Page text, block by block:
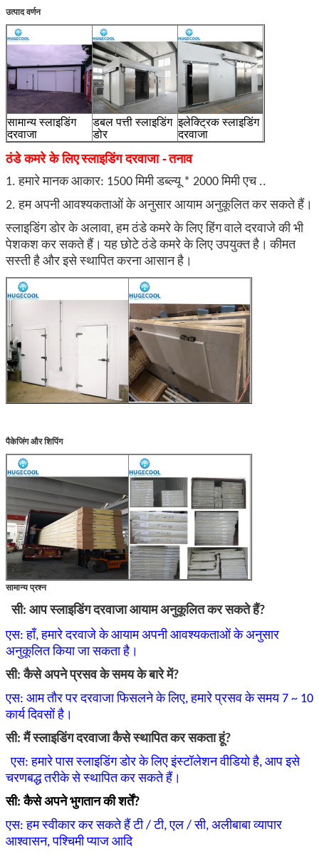
उत्पाद वर्णन
सामान्य स्लाइडिंग
दरवाजा
डबल पत्ती स्लाइडिंग
डोर
इलेक्ट्रिक स्लाइडिंग
दरवाजा
ठंडे कमरे के लिएस्लाइडिंग दरवाजा -तनाव
1. हमारे मानक आकार: 1500 मिमी डब्ल्यू * 2000 मिमी एच ..
2. हम अपनी आवश्यकताओं के अनुसार आयाम अनुकूलित कर सकते हैं।
स्लाइडिंग डोर के अलावा, हम ठंडे कमरे के लिए हिंग वाले दरवाजे की भी
पेशकश कर सकते हैं। यह छोटे ठंडे कमरे के लिए उपयुक्त है। कीमत
सस्ती है और इसे स्थापित करना आसान है।
पैकेजिंग और शिपिंग
सामान्य प्रश्न
सी: आप स्लाइडिंग दरवाजा आयाम अनुकूलित कर सकते हैं?
एस: हाँ, हमारे दरवाजे के आयाम अपनी आवश्यकताओं के अनुसार
अनुकूलित किया जा सकता है।
सी: कैसे अपने प्रसव के समय के बारे में?
एस: आम तौर पर दरवाजा फिसलने के लिए, हमारे प्रसव के समय 7 ~ 10
कार्य दिवसों है।
सी: मैं स्लाइडिंग दरवाजा कैसे स्थापित कर सकता हूं?
एस: हमारे पास स्लाइडिंग डोर के लिए इंस्टॉलेशन वीडियो है, आप इसे
चरणबद्ध तरीके से स्थापित कर सकते हैं।
सी: कैसे अपने भुगतान की शर्तें?
एस: हम स्वीकार कर सकते हैं टी / टी, एल / सी, अलीबाबा व्यापार
आश्वासन, पश्चिमी प्याज आदि